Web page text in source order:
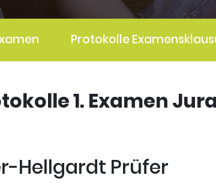
Protokolle
1. Examen Jura
Hellgardt Prüfer